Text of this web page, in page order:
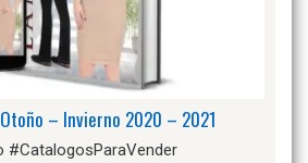
– Invierno 2020 – 2021
#CatalogosParaVender